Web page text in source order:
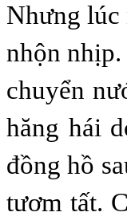
Nhưng lúc
nhộn
chuyển
hăng hái
đồng hồ
tươm tất.